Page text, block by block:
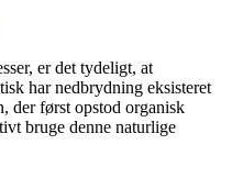
er det tydeligt, at
har nedbrydning eksisteret
der først opstod organisk
bruge denne naturlige